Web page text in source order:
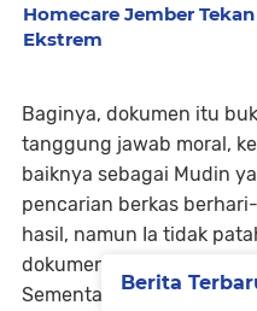
Homecare Jember
Ekstrem
Baginya, dokumen itu
tanggung jawab moral,
baiknya sebagai Mudin
pencarian berkas
hasil, namun Ia tidak
dokumen itu masih bisa
Sementara itu selama
Berita